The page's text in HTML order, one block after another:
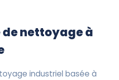
Gratuitnettoyage à
industriel basée à